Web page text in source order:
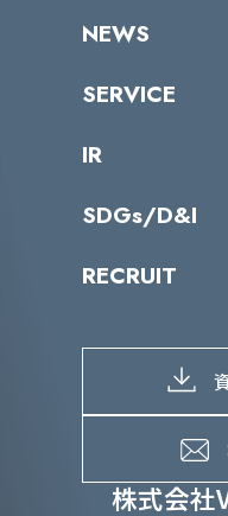
株式会社
トップメッセ
ミッション／
パートナー企
NEWS
サイバーニュ
SERVICE
カテゴリー別
IR
IRカレンダー
IRライブラリー
よくあるご質
SDGs/D&I
当グループの
SDGs推進体制
D&Iの取り組
RECRUIT
募集職種一覧
メッセージ
メンバーイン